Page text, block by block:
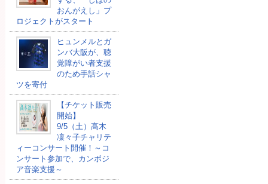
おんがえし」プ
ロジェクトがスタート
ヒュンメルとガ
ンバ大阪が、聴
覚障がい者支援
のため手話シャ
ツを寄付
【チケット販売
開始】
9/5（土）髙木
凜々子チャリテ
ィーコンサート開催！～コ
ンサート参加で、カンボジ
ア音楽支援～